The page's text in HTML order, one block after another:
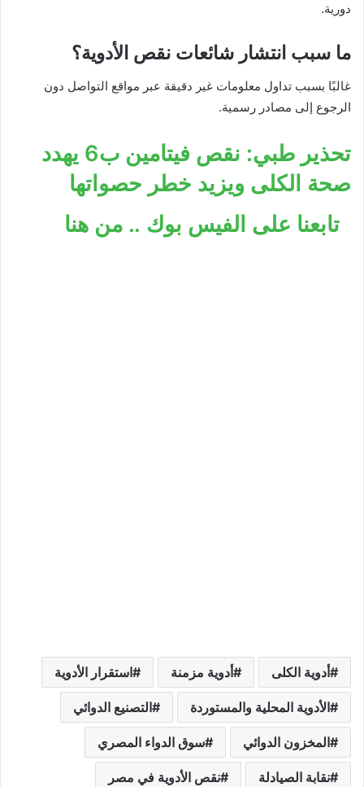
دورية.
ما سبب انتشار شائعات نقص الأدوية؟
غالبًا بسبب تداول معلومات غير دقيقة عبر مواقع التواصل دون
الرجوع إلى مصادر رسمية.
تحذير طبي: نقص فيتامين ب6 يهدد
صحة الكلى ويزيد خطر حصواتها
تابعنا على الفيس بوك .. من هنا
أدوية الكلى أدوية مزمنة استقرار الأدوية
الأدوية المحلية والمستوردة التصنيع الدوائي
المخزون الدوائي سوق الدواء المصري
نقابة الصيادلة نقص الأدوية في مصر